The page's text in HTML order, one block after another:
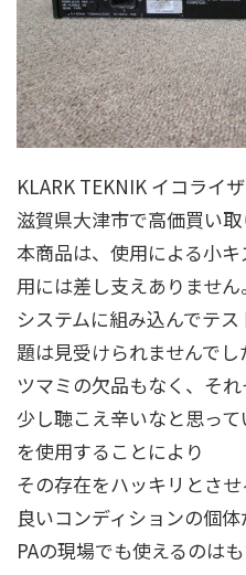
KLARK TEKNIK イコライ
滋賀県大津市で高価買い取
本商品は、使用による小
用には差し支えありません。
システムに組み込んでテ
題は見受けられませんでし
ツマミの欠品もなく、それ
少し聴こえ辛いなと思っ
を使用することにより
その存在をハッキリとさせ
良いコンディションの個体
PAの現場でも使えるのはも